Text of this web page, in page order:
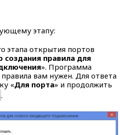
этапу:
этапа открытия портов
создания правила для
». Программа
вам нужен. Для ответа
«Для порта» и продолжить
.